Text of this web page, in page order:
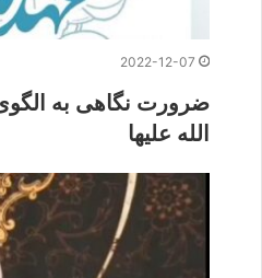
2022-12-07
ضرورت نگاهی به
الله علیها